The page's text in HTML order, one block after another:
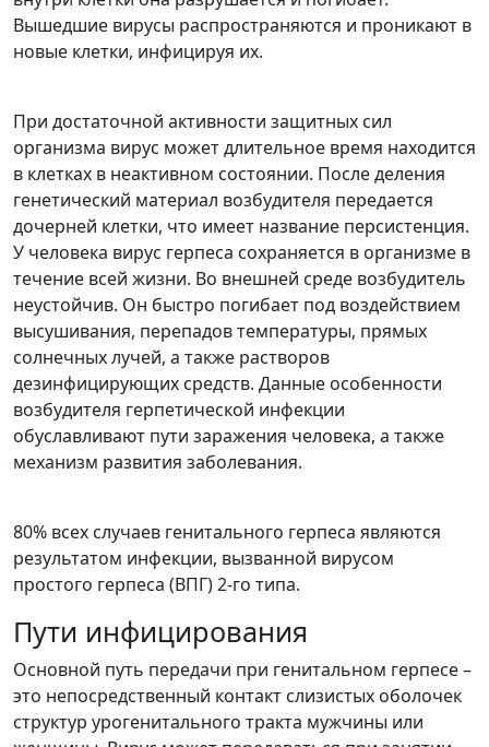
Вышедшие вирусы распространяются и проникают в
новые клетки, инфицируя их.
При достаточной активности защитных сил
организма вирус может длительное время находится
в клетках в неактивном состоянии. После деления
генетический материал возбудителя передается
дочерней клетки, что имеет название персистенция.
У человека вирус герпеса сохраняется в организме в
течение всей жизни. Во внешней среде возбудитель
неустойчив. Он быстро погибает под воздействием
высушивания, перепадов температуры, прямых
солнечных лучей, а также растворов
дезинфицирующих средств. Данные особенности
возбудителя герпетической инфекции
обуславливают пути заражения человека, а также
механизм развития заболевания.
80% всех случаев генитального герпеса являются
результатом инфекции, вызванной вирусом
простого герпеса (ВПГ) 2-го типа.
Пути инфицирования
Основной путь передачи при генитальном герпесе –
это непосредственный контакт слизистых оболочек
структур урогенитального тракта мужчины или